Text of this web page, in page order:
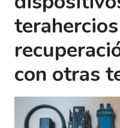
con otras